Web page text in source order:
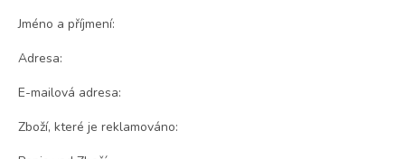
Jméno a příjmení:
Adresa:
E-mailová adresa:
Zboží, které je reklamováno: